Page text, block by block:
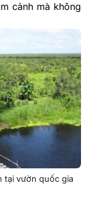
cảnh mà không
tại vườn quốc gia